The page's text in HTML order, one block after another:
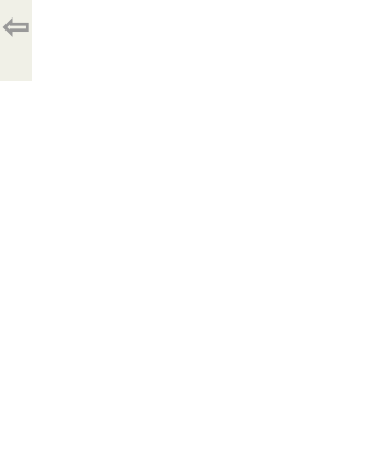
⇦